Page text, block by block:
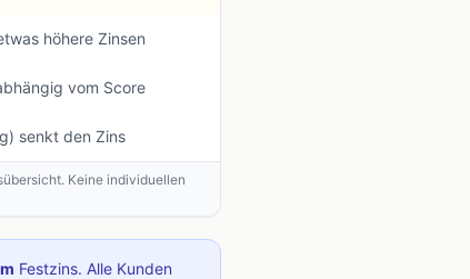
höhere Zinsen
vom Score
senkt den Zins
Keine individuellen
Festzins. Alle Kunden